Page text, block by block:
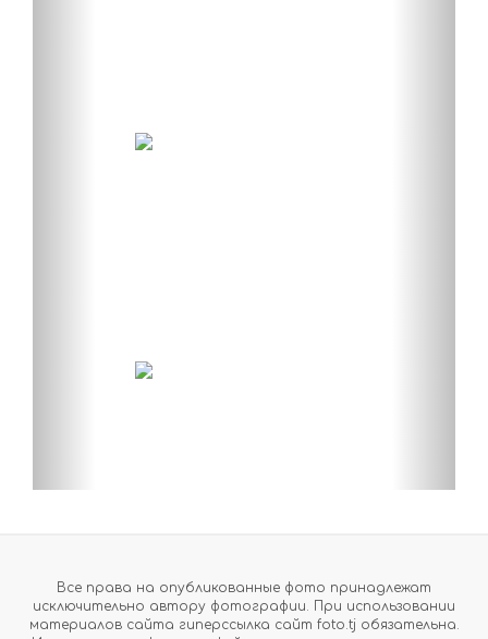
Все права на опубликованные фото принадлежат
исключительно автору фотографии. При использовании
материалов сайта гиперссылка сайт foto.tj обязательна.